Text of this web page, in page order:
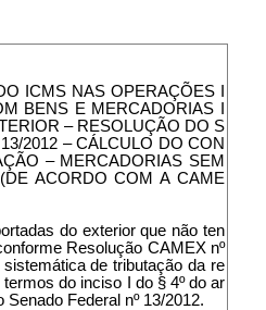
ICMS NAS OPERAÇÕES I
BENS E MERCADORIAS I
– RESOLUÇÃO DO S
2012 – CÁLCULO DO CON
– MERCADORIAS SEM
ACORDO COM A CAME
do exterior que não ten
Resolução CAMEX nº
de tributação da re
do inciso I do § 4º do ar
Senado Federal nº 13/2012.